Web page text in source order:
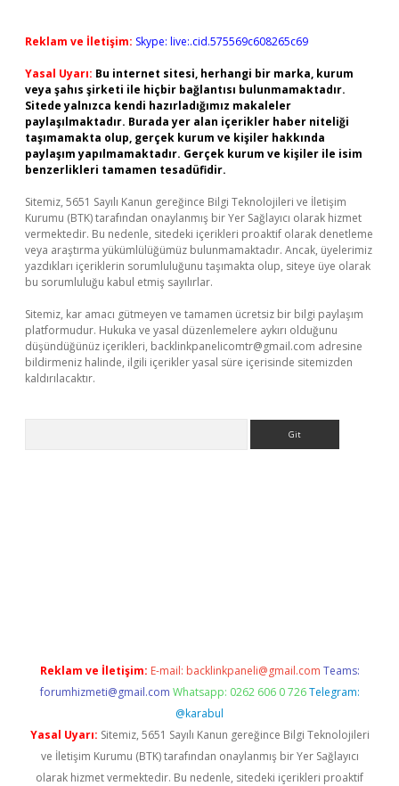
Reklam ve İletişim: Skype: live:.cid.575569c608265c69
Yasal Uyarı: Bu internet sitesi, herhangi bir marka, kurum
veya şahıs şirketi ile hiçbir bağlantısı bulunmamaktadır.
Sitede yalnızca kendi hazırladığımız makaleler
paylaşılmaktadır. Burada yer alan içerikler haber niteliği
taşımamakta olup, gerçek kurum ve kişiler hakkında
paylaşım yapılmamaktadır. Gerçek kurum ve kişiler ile isim
benzerlikleri tamamen tesadüfidir.
Sitemiz, 5651 Sayılı Kanun gereğince Bilgi Teknolojileri ve İletişim
Kurumu (BTK) tarafından onaylanmış bir Yer Sağlayıcı olarak hizmet
vermektedir. Bu nedenle, sitedeki içerikleri proaktif olarak denetleme
veya araştırma yükümlülüğümüz bulunmamaktadır. Ancak, üyelerimiz
yazdıkları içeriklerin sorumluluğunu taşımakta olup, siteye üye olarak
bu sorumluluğu kabul etmiş sayılırlar.
Sitemiz, kar amacı gütmeyen ve tamamen ücretsiz bir bilgi paylaşım
platformudur. Hukuka ve yasal düzenlemelere aykırı olduğunu
düşündüğünüz içerikleri, backlinkpanelicomtr@gmail.com adresine
bildirmeniz halinde, ilgili içerikler yasal süre içerisinde sitemizden
kaldırılacaktır.
Reklam ve İletişim: E-mail: backlinkpaneli@gmail.com Teams:
forumhizmeti@gmail.com Whatsapp: 0262 606 0 726 Telegram:
@karabul
Yasal Uyarı: Sitemiz, 5651 Sayılı Kanun gereğince Bilgi Teknolojileri
ve İletişim Kurumu (BTK) tarafından onaylanmış bir Yer Sağlayıcı
olarak hizmet vermektedir. Bu nedenle, sitedeki içerikleri proaktif